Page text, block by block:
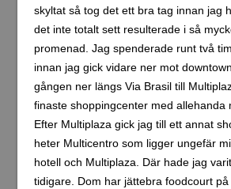
skyltat så tog det ett bra tag innan jag
det inte totalt sett resulterade i så
promenad. Jag spenderade runt två
innan jag gick vidare ner mot
gången ner längs Via Brasil till
finaste shoppingcenter med allehanda
Efter Multiplaza gick jag till ett annat
heter Multicentro som ligger ungefär
hotell och Multiplaza. Där hade jag
tidigare. Dom har jättebra foodcourt